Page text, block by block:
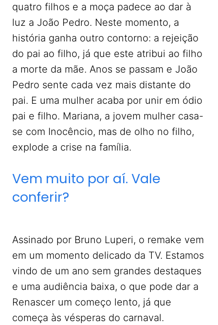
quatro filhos e a moça padece ao dar à
luz a João Pedro. Neste momento, a
história ganha outro contorno: a rejeição
do pai ao filho, já que este atribui ao filho
a morte da mãe. Anos se passam e João
Pedro sente cada vez mais distante do
pai. E uma mulher acaba por unir em ódio
pai e filho. Mariana, a jovem mulher casa-
se com Inocêncio, mas de olho no filho,
explode a crise na família.
Vem muito por aí. Vale
conferir?
Assinado por Bruno Luperi, o remake vem
em um momento delicado da TV. Estamos
vindo de um ano sem grandes destaques
e uma audiência baixa, o que pode dar a
Renascer um começo lento, já que
começa às vésperas do carnaval.